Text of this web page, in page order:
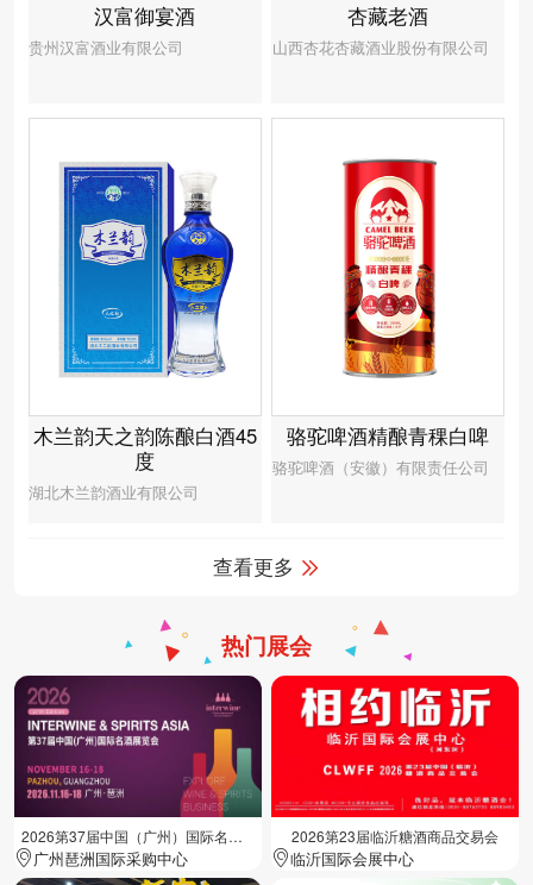
汉富御宴酒
贵州汉富酒业有限公司
杏藏老酒
山西杏花杏藏酒业股份有限公司
木兰韵天之韵陈酿白酒45
度
湖北木兰韵酒业有限公司
骆驼啤酒精酿青稞白啤
骆驼啤酒（安徽）有限责任公司
查看更多
热门展会
2026第37届中国（广州）国际名酒展览会
广州琶洲国际采购中心
2026第23届临沂糖酒商品交易会
临沂国际会展中心